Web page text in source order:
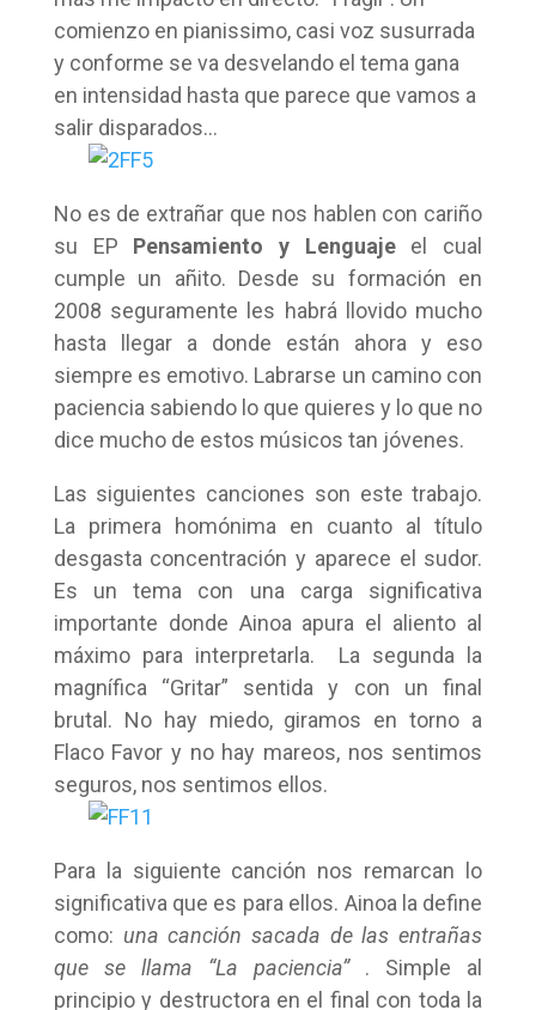
comienzo en pianissimo, casi voz susurrada
y conforme se va desvelando el tema gana
en intensidad hasta que parece que vamos a
salir disparados…
No es de extrañar que nos hablen con cariño
su EP Pensamiento y Lenguaje el cual
cumple un añito. Desde su formación en
2008 seguramente les habrá llovido mucho
hasta llegar a donde están ahora y eso
siempre es emotivo. Labrarse un camino con
paciencia sabiendo lo que quieres y lo que no
dice mucho de estos músicos tan jóvenes.
Las siguientes canciones son este trabajo.
La primera homónima en cuanto al título
desgasta concentración y aparece el sudor.
Es un tema con una carga significativa
importante donde Ainoa apura el aliento al
máximo para interpretarla. La segunda la
magnífica “Gritar” sentida y con un final
brutal. No hay miedo, giramos en torno a
Flaco Favor y no hay mareos, nos sentimos
seguros, nos sentimos ellos.
Para la siguiente canción nos remarcan lo
significativa que es para ellos. Ainoa la define
como: una canción sacada de las entrañas
que se llama “La paciencia”. Simple al
principio y destructora en el final con toda la